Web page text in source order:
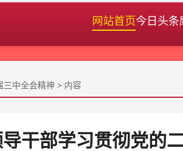
网站首页今日头条
三中全会精神 > 内容
干部学习贯彻党的